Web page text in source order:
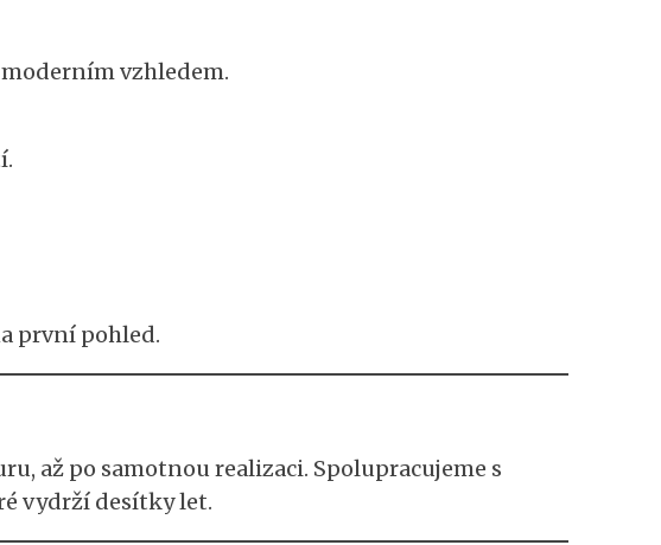
vzhledem.
první pohled.
až po samotnou realizaci. Spolupracujeme s
vydrží desítky let.